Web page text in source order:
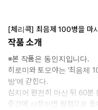
[체리콕] 최음제 100병을 마
작품 소개
※본 작품은 동인지입니다.
히로미와 토모야는 '최음제
방'에 갇힌다.
심지어 완전히 마신 뒤 60분
중간에 사정하면 원점으로